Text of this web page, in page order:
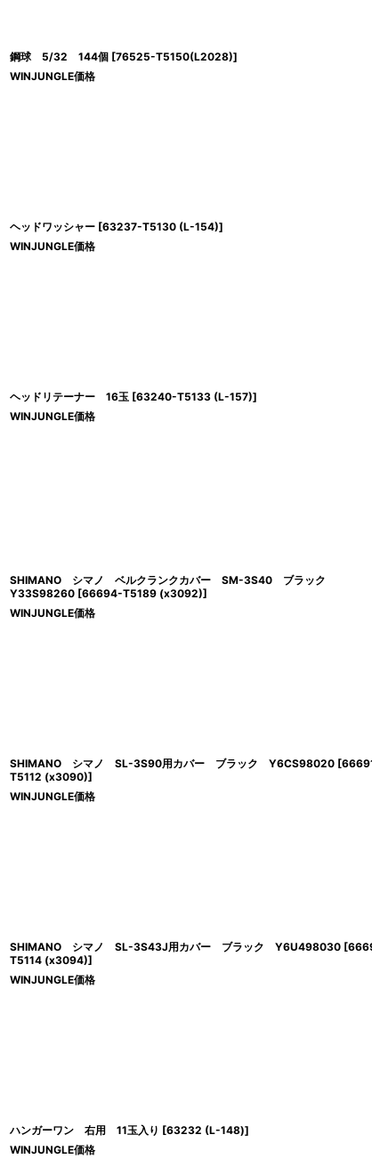
鋼球 5/32 144個 [76525-T5150(L2028)]
WINJUNGLE価格
ヘッドワッシャー [63237-T5130 (L-154)]
WINJUNGLE価格
ヘッドリテーナー 16玉 [63240-T5133 (L-157)]
WINJUNGLE価格
SHIMANO シマノ ベルクランクカバー SM-3S40 ブラック
Y33S98260 [66694-T5189 (x3092)]
WINJUNGLE価格
SHIMANO シマノ SL-3S90用カバー ブラック Y6CS98020 [
T5112 (x3090)]
WINJUNGLE価格
SHIMANO シマノ SL-3S43J用カバー ブラック Y6U498030 [
T5114 (x3094)]
WINJUNGLE価格
ハンガーワン 右用 11玉入り [63232 (L-148)]
WINJUNGLE価格